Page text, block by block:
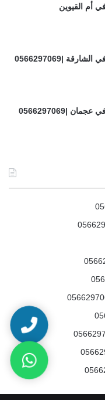
أم القيوين
|0566297069
|0566297069